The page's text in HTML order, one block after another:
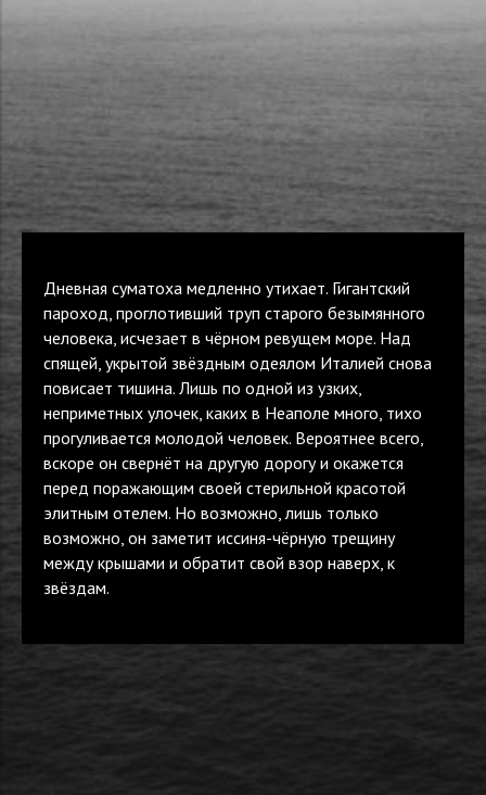
Дневная суматоха медленно утихает. Гигантский
пароход, проглотивший труп старого безымянного
человека, исчезает в чёрном ревущем море. Над
спящей, укрытой звёздным одеялом Италией снова
повисает тишина. Лишь по одной из узких,
неприметных улочек, каких в Неаполе много, тихо
прогуливается молодой человек. Вероятнее всего,
вскоре он свернёт на другую дорогу и окажется
перед поражающим своей стерильной красотой
элитным отелем. Но возможно, лишь только
возможно, он заметит иссиня-чёрную трещину
между крышами и обратит свой взор наверх, к
звёздам.